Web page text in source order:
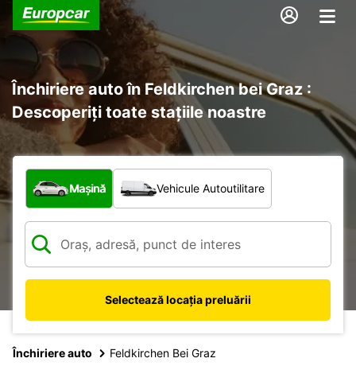
Închiriere auto în Feldkirchen bei Graz :
Descoperiți toate stațiile noastre
Ce tip de vehicul?
Mașină Vehicule Autoutilitare
Selectează locația preluării
Închiriere auto Feldkirchen Bei Graz